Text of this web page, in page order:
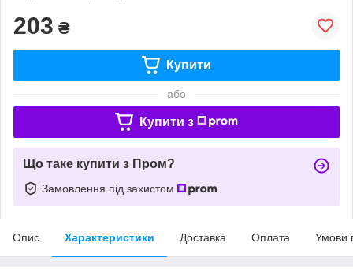
203 ₴
Купити
або
Купити з
Що таке купити з Пром?
Замовлення під захистом
Опис Характеристики Доставка Оплата Умови